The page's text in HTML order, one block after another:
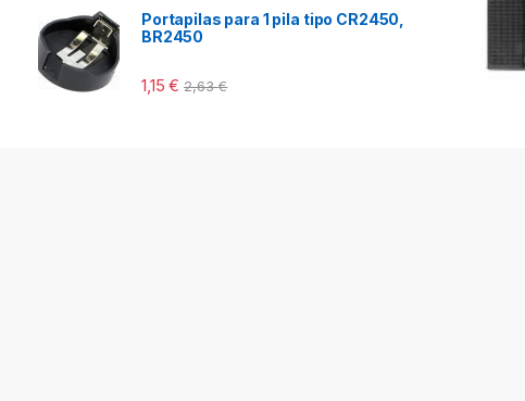
Portapilas para 1 pila tipo CR2450,
BR2450
1,15€ 2,63€